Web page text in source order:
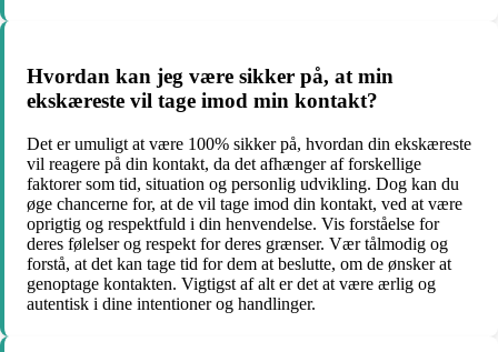
Hvordan kan jeg være sikker på, at min
ekskæreste vil tage imod min kontakt?
Det er umuligt at være 100% sikker på, hvordan din ekskæreste
vil reagere på din kontakt, da det afhænger af forskellige
faktorer som tid, situation og personlig udvikling. Dog kan du
øge chancerne for, at de vil tage imod din kontakt, ved at være
oprigtig og respektfuld i din henvendelse. Vis forståelse for
deres følelser og respekt for deres grænser. Vær tålmodig og
forstå, at det kan tage tid for dem at beslutte, om de ønsker at
genoptage kontakten. Vigtigst af alt er det at være ærlig og
autentisk i dine intentioner og handlinger.